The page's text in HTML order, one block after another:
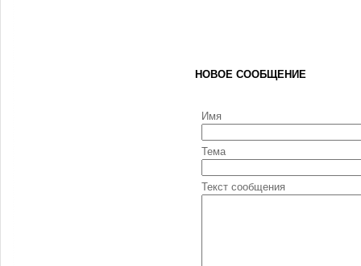
НОВОЕ СООБЩЕНИЕ
Имя
Тема
Текст сообщения